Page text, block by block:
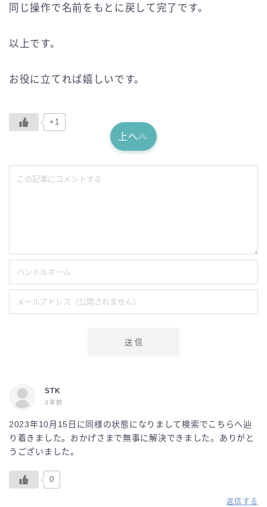
同じ操作で名前をもとに戻して完了です。
以上です。
お役に立てれば嬉しいです。
+1
上へ
STK
3年前
2023年10月15日に同様の状態になりまして検索でこちらへ辿
り着きました。おかげさまで無事に解決できました。ありがと
うございました。
0
返信する